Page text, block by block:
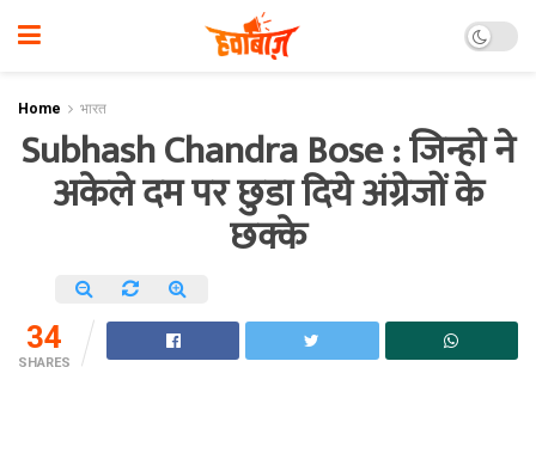
Home भारत
Subhash Chandra Bose : जिन्हो ने
अकेले दम पर छुडा दिये अंग्रेजों के
छक्के
34
SHARES